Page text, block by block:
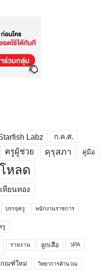
Labz ก.ค.ศ.
ครูผู้ช่วย คุรุสภา คู่มือ
หลด
ทียนทอง
บรรจุครู พนักงานราชการ
รู
รายงาน ลูกเสือ วPA
กณฑ์ใหม่ วิทยาการคำนวณ